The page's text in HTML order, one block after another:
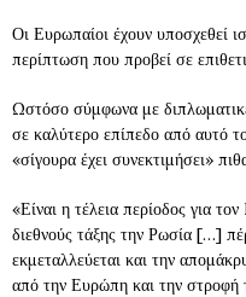
Οι Ευρωπαίοι έχουν υποσχεθεί
περίπτωση που προβεί σε
Ωστόσο σύμφωνα με
σε καλύτερο επίπεδο από αυτό
«σίγουρα έχει συνεκτιμήσει»
«Είναι η τέλεια περίοδος για
διεθνούς τάξης την Ρωσία […]
εκμεταλλεύεται και την
από την Ευρώπη και την στροφή